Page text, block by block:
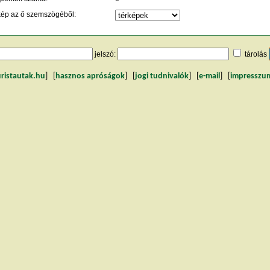
az ő szemszögéből:
jelszó: tárolás
hasznos apróságok jogi tudnivalók e-mail